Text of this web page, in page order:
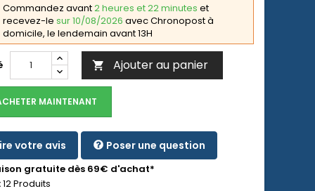
Commandez avant2 heures et 22 minutes et
recevez-le sur 10/08/2026 avec Chronopost à
domicile, le lendemain avant 13H
 Ajouter au panier
MAINTENANT
votre avis Poser une question
gratuite dès 69€ d'achat*
12 Produits